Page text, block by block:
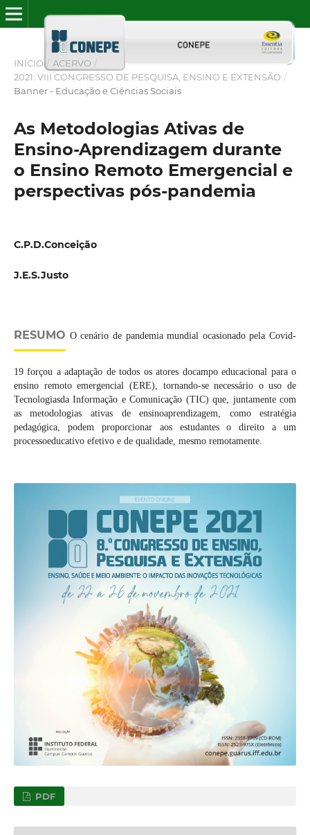
INÍCIO / ACERVO /
2021: VIII CONGRESSO DE PESQUISA, ENSINO E EXTENSÃO /
Banner - Educação e Ciências Sociais
As Metodologias Ativas de
Ensino-Aprendizagem durante
o Ensino Remoto Emergencial e
perspectivas pós-pandemia
C.P.D.Conceição
J.E.S.Justo
RESUMO O cenário de pandemia mundial ocasionado pela Covid-
19 forçou a adaptação de todos os atores docampo educacional para o
ensino remoto emergencial (ERE), tornando-se necessário o uso de
Tecnologiasda Informação e Comunicação (TIC) que, juntamente com
as metodologias ativas de ensinoaprendizagem, como estratégia
pedagógica, podem proporcionar aos estudantes o direito a um
processoeducativo efetivo e de qualidade, mesmo remotamente.
PDF